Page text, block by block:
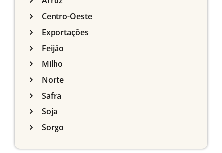
Centro-Oeste
Exportações
Feijão
Milho
Norte
Safra
Soja
Sorgo